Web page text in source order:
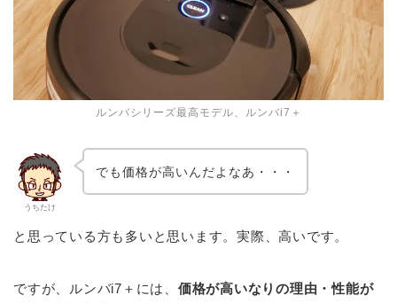
ルンバシリーズ最高モデル、ルンバi7＋
うちたけ
でも価格が高いんだよなあ・・・
と思っている方も多いと思います。実際、高いです。
ですが、ルンバi7＋には、 価格が高いなりの理由・性能が